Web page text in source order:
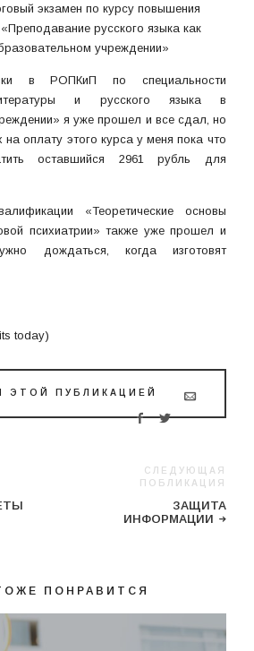
экзамен по курсу повышения
русского языка как
учреждении»
в РОПКиП по специальности
и русского языка в
я уже прошел и все сдал, но
на оплату этого курса у меня пока что
оставшийся 2961 рубль для
«Теоретические основы
психиатрии» также уже прошел и
дождаться, когда изготовят
today)
ЭТОЙ ПУБЛИКАЦИЕЙ
СЛЕДУЮЩАЯ
ПОБЛИКАЦИЯ
ЗАЩИТА
ИНФОРМАЦИИ
ПОНРАВИТСЯ